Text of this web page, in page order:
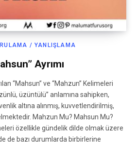
/ YANLIŞLAMA
Ayrımı
“Mahsun” ve “Mahzun” Kelimeleri
üzüntülü” anlamına sahipken,
altına alınmış, kuvvetlendirilmiş,
Mahzun Mu? Mahsun Mu?
özellikle gündelik dilde olmak üzere
de bazı durumlarda birbirlerine